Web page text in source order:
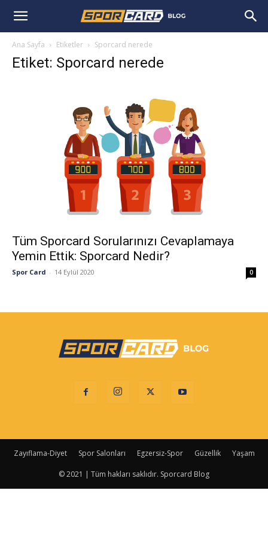
Ana Sayfa Etiketler Sporcard nerede
Etiket: Sporcard nerede
Tüm Sporcard Sorularınızı Cevaplamaya
Yemin Ettik: Sporcard Nedir?
Spor Card - 14 Eylül 2020 0
Zayıflama-Diyet Spor Salonları Egzersiz-Spor Güzellik Yaşam
© 2021 | Tüm hakları saklıdır. Sporcard Blog